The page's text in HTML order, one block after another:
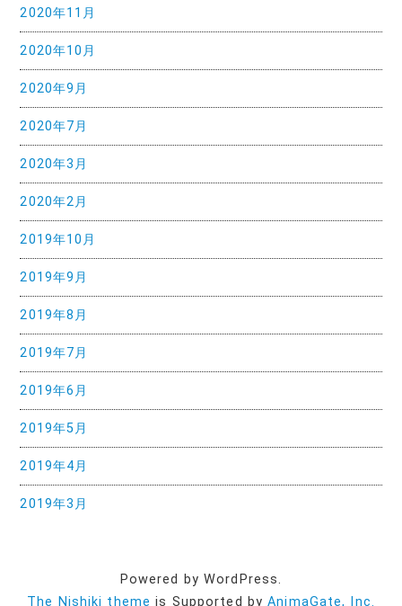
2020年11月
2020年10月
2020年9月
2020年7月
2020年3月
2020年2月
2019年10月
2019年9月
2019年8月
2019年7月
2019年6月
2019年5月
2019年4月
2019年3月
Powered by WordPress.
The Nishiki theme is Supported byAnimaGate, Inc.